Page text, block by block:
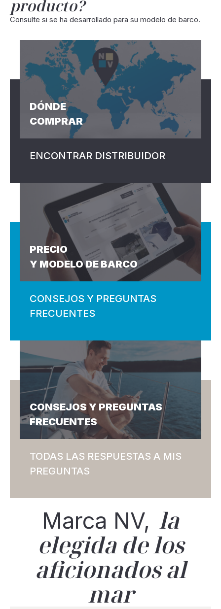
producto?
Consulte si se ha desarrollado para su modelo de barco.
DÓNDE
COMPRAR
ENCONTRAR DISTRIBUIDOR
PRECIO
Y MODELO DE BARCO
CONSEJOS Y PREGUNTAS
FRECUENTES
CONSEJOS Y PREGUNTAS
FRECUENTES
TODAS LAS RESPUESTAS A MIS
PREGUNTAS
Marca NV, la
elegida de los
aficionados al
mar